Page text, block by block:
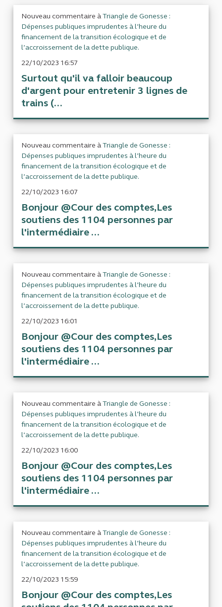
Nouveau commentaire àTriangle de Gonesse :
Dépenses publiques imprudentes à l’heure du
financement de la transition écologique et de
l’accroissement de la dette publique.
22/10/2023 16:57
Surtout qu'il va falloir beaucoup
d'argent pour entretenir 3 lignes de
trains (...
Nouveau commentaire àTriangle de Gonesse :
Dépenses publiques imprudentes à l’heure du
financement de la transition écologique et de
l’accroissement de la dette publique.
22/10/2023 16:07
Bonjour @Cour des comptes,Les
soutiens des 1104 personnes par
l'intermédiaire ...
Nouveau commentaire àTriangle de Gonesse :
Dépenses publiques imprudentes à l’heure du
financement de la transition écologique et de
l’accroissement de la dette publique.
22/10/2023 16:01
Bonjour @Cour des comptes,Les
soutiens des 1104 personnes par
l'intermédiaire ...
Nouveau commentaire àTriangle de Gonesse :
Dépenses publiques imprudentes à l’heure du
financement de la transition écologique et de
l’accroissement de la dette publique.
22/10/2023 16:00
Bonjour @Cour des comptes,Les
soutiens des 1104 personnes par
l'intermédiaire ...
Nouveau commentaire àTriangle de Gonesse :
Dépenses publiques imprudentes à l’heure du
financement de la transition écologique et de
l’accroissement de la dette publique.
22/10/2023 15:59
Bonjour @Cour des comptes,Les